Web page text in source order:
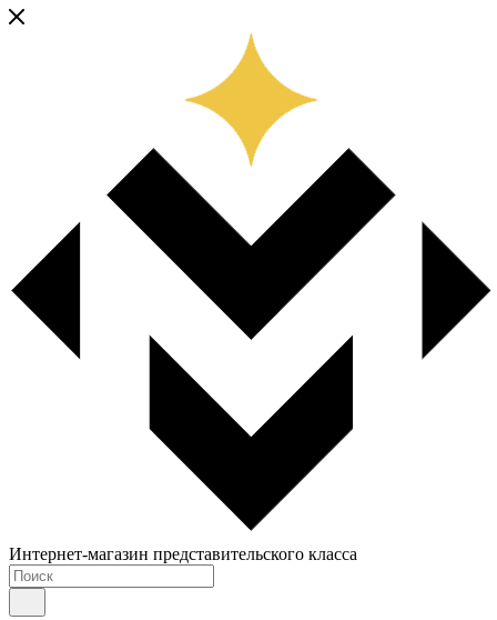
Интернет-магазин представительского класса